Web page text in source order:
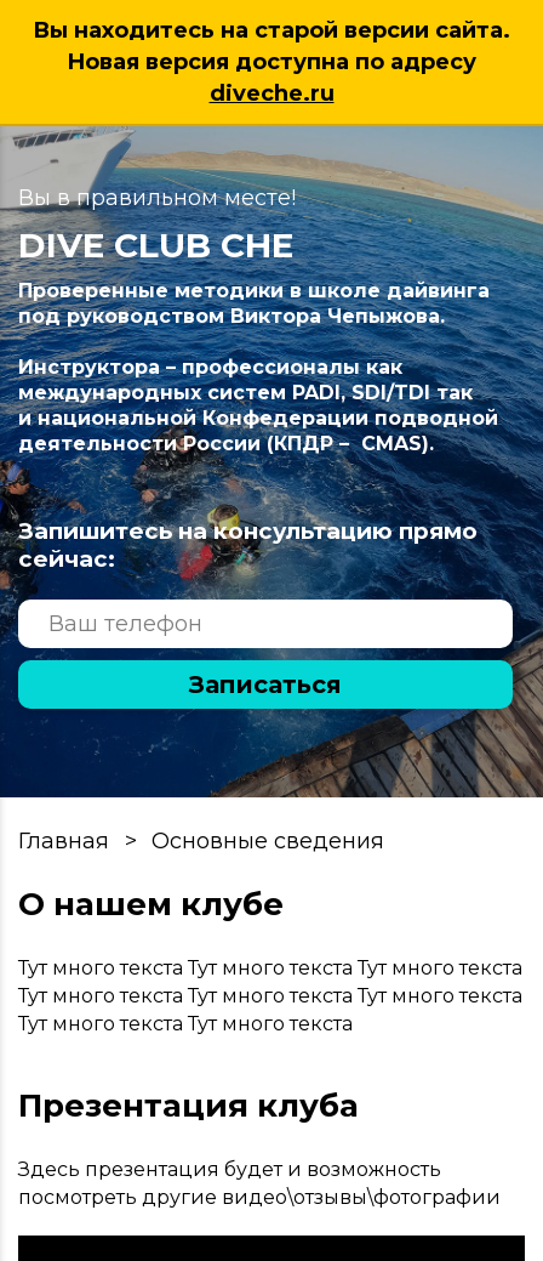
Вы находитесь на старой версии сайта.
Новая версия доступна по адресу
diveche.ru
7 (925) 222 38 95
Вы в правильном месте!
DIVE CLUB CHE
Проверенные методики в школе дайвинга
под руководством Виктора Чепыжова.
Инструктора – профессионалы как
международных систем PADI, SDI/TDI так
и национальной Конфедерации подводной
деятельности России (КПДР – CMAS).
Запишитесь на консультацию прямо
сейчас:
Записаться
Главная Основные сведения
О нашем клубе
Тут много текста Тут много текста Тут много текста
Тут много текста Тут много текста Тут много текста
Тут много текста Тут много текста
Презентация клуба
Здесь презентация будет и возможность
посмотреть другие видео\отзывы\фотографии